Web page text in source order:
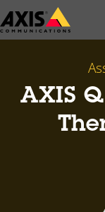
Passer
au
AXIS